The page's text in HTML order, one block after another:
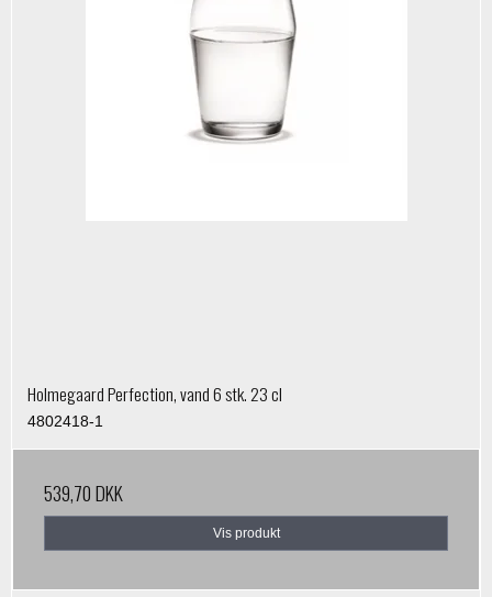
Holmegaard Perfection, vand 6 stk. 23 cl
4802418-1
539,70 DKK
Vis produkt